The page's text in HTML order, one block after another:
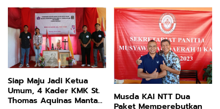
Siap Maju Jadi Ketua
Umum, 4 Kader KMK St.
Thomas Aquinas Mantap
Musda KAI NTT Dua